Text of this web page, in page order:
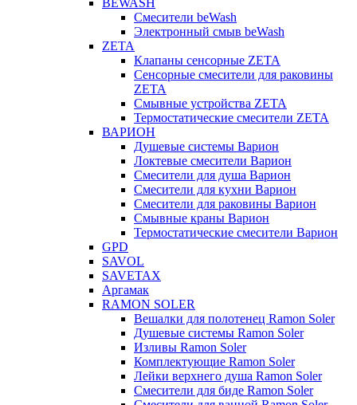
BEWASH
Смесители beWash
Электронный смыв beWash
ZETA
Клапаны сенсорные ZETA
Сенсорные смесители для раковины
ZETA
Смывные устройства ZETA
Термостатические смесители ZETA
ВАРИОН
Душевые системы Варион
Локтевые смесители Варион
Смесители для душа Варион
Смесители для кухни Варион
Смесители для раковины Варион
Смывные краны Варион
Термостатические смесители Варион
GPD
SAVOL
SAVETAX
Аргамак
RAMON SOLER
Вешалки для полотенец Ramon Soler
Душевые системы Ramon Soler
Изливы Ramon Soler
Комплектующие Ramon Soler
Лейки верхнего душа Ramon Soler
Смесители для биде Ramon Soler